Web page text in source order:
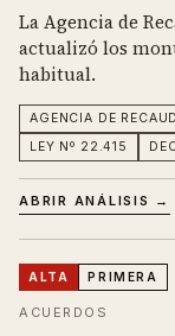
La Agencia de
actualizó los
habitual.
AGENCIA DE
LEY Nº 22.415
ABRIR ANÁLISIS →
ALTA PRIMERA
ACUERDOS